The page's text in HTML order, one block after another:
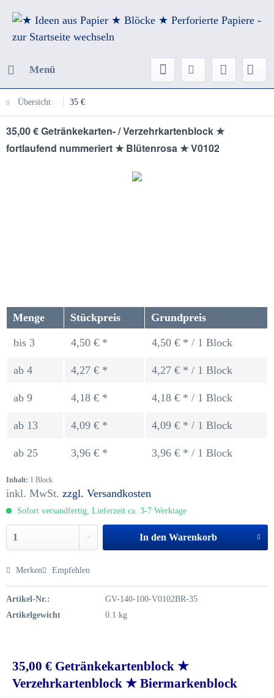
Menü
Übersicht 35 €
35,00 € Getränkekarten- / Verzehrkartenblock ★
fortlaufend nummeriert ★ Blütenrosa ★ V0102
Menge Stückpreis Grundpreis
bis 3 4,50 € * 4,50 € * / 1 Block
ab 4 4,27 € * 4,27 € * / 1 Block
ab 9 4,18 € * 4,18 € * / 1 Block
ab 13 4,09 € * 4,09 € * / 1 Block
ab 25 3,96 € * 3,96 € * / 1 Block
Inhalt: 1 Block
inkl. MwSt. zzgl. Versandkosten
Sofort versandfertig, Lieferzeit ca. 3-7 Werktage
In den Warenkorb
Merken Empfehlen
Artikel-Nr.:
GV-140-100-V0102BR-35
Artikelgewicht
0.1 kg
35,00 € Getränkekartenblock ★
Verzehrkartenblock ★ Biermarkenblock